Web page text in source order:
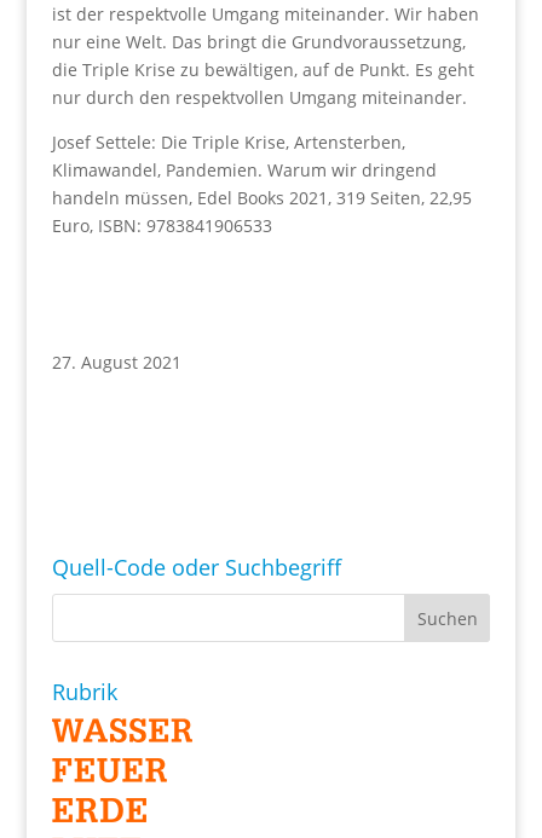
ist der respektvolle Umgang miteinander. Wir haben
nur eine Welt. Das bringt die Grundvoraussetzung,
die Triple Krise zu bewältigen, auf de Punkt. Es geht
nur durch den respektvollen Umgang miteinander.
Josef Settele: Die Triple Krise, Artensterben,
Klimawandel, Pandemien. Warum wir dringend
handeln müssen, Edel Books 2021, 319 Seiten, 22,95
Euro, ISBN: 9783841906533
27. August 2021
Quell-Code oder Suchbegriff
Rubrik